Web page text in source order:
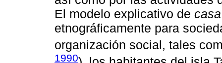
El modelo explicativo de casa
etnográficamente para
organización social, tales
1990